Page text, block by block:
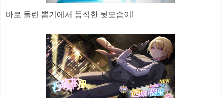
바로 돌린 뽑기에서 듬직한 뒷모습이!